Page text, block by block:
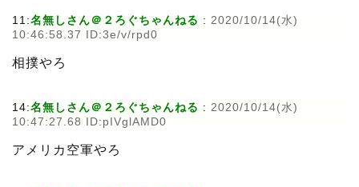
11:名無しさん＠２ろぐちゃんねる : 2020/10/14(水)
10:46:58.37 ID:3e/v/rpd0
相撲やろ
14:名無しさん＠２ろぐちゃんねる : 2020/10/14(水)
10:47:27.68 ID:pIVglAMD0
アメリカ空軍やろ